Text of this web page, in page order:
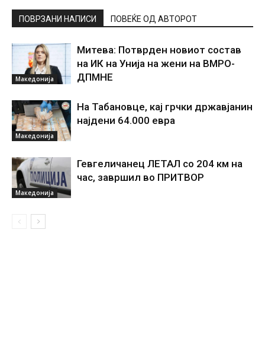
ПОВРЗАНИ НАПИСИ ПОВЕЌЕ ОД АВТОРОТ
Македонија
Митева: Потврден новиот состав
на ИК на Унија на жени на ВМРО-
ДПМНЕ
Македонија
На Табановце, кај грчки државјанин
најдени 64.000 евра
Македонија
Гевгеличанец ЛЕТАЛ со 204 км на
час, завршил во ПРИТВОР